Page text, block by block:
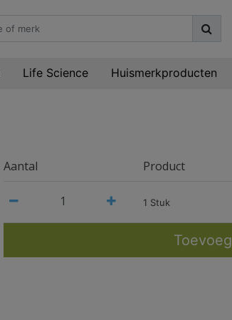
Life Science Huismerkproducten
Aantal Product
1 Stuk